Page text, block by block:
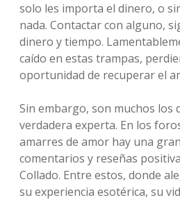
solo les importa el dinero, o
nada. Contactar con alguno,
dinero y tiempo.
caído en estas trampas,
oportunidad de recuperar el
Sin embargo, son muchos los
verdadera experta. En los
amarres de amor hay una
comentarios y reseñas
Collado. Entre estos, donde
su experiencia esotérica, su